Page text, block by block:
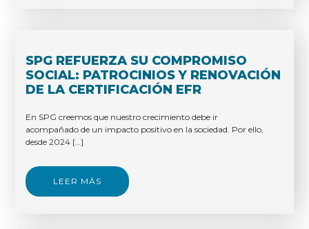
SPG REFUERZA SU COMPROMISO
SOCIAL: PATROCINIOS Y RENOVACIÓN
DE LA CERTIFICACIÓN EFR
En SPG creemos que nuestro crecimiento debe ir
acompañado de un impacto positivo en la sociedad. Por ello,
desde 2024 […]
LEER MÁS